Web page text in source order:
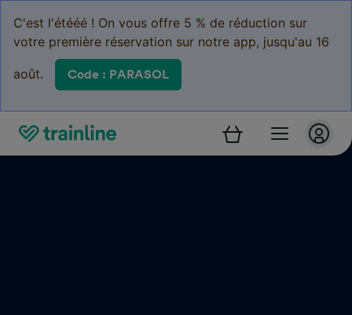
C'est l'étééé ! On vous offre 5 % de réduction sur
votre première réservation sur notre app, jusqu'au 16
août. Code : PARASOL